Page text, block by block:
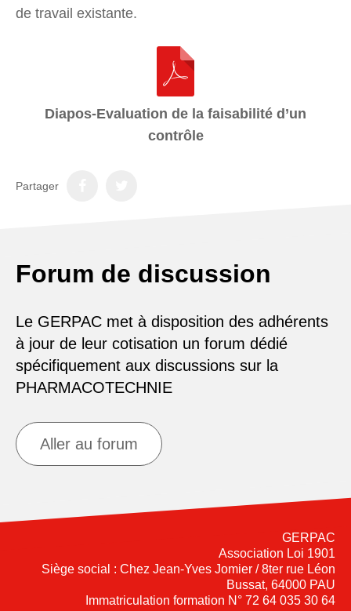
de travail existante.
Diapos-Evaluation de la faisabilité d’un
contrôle
Partager
Forum de discussion
Le GERPAC met à disposition des adhérents
à jour de leur cotisation un forum dédié
spécifiquement aux discussions sur la
PHARMACOTECHNIE
Aller au forum
GERPAC
Association Loi 1901
Siège social : Chez Jean-Yves Jomier / 8ter rue Léon
Bussat, 64000 PAU
Immatriculation formation N° 72 64 035 30 64